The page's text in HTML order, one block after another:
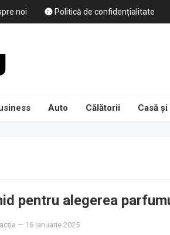
noi Politică de confidențialitate
Auto Călătorii Casă
pentru alegerea
— 16 ianuarie 2025